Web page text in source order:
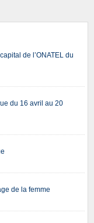
de l’ONATEL du
du 16 avril au 20
de la femme